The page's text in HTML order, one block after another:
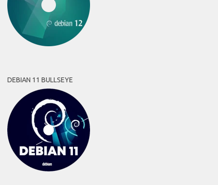
DEBIAN 11 BULLSEYE